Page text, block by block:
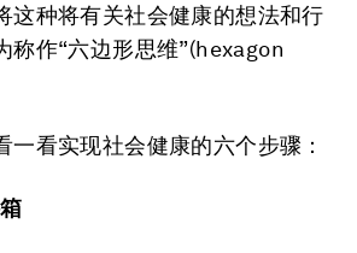
这种将有关社会健康的想法和行
称作“六边形思维”(hexagon
一看实现社会健康的六个步骤：